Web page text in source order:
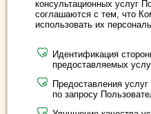
консультационных услуг
соглашаются с тем, что
использовать их
Идентификация
предоставляемых
Предоставления
по запросу